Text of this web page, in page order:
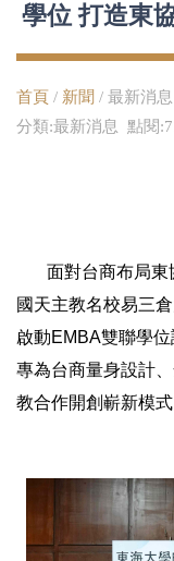
學位 打造東
首頁 / 新聞 / 最新消息
分類:最新消息 點閱
面對台商布局東
國天主教名校易三
啟動EMBA雙聯學
專為台商量身設計
教合作開創嶄新模式